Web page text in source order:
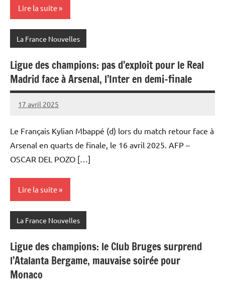
Lire la suite
La France Nouvelles
Ligue des champions: pas d’exploit pour le Real
Madrid face à Arsenal, l’Inter en demi-finale
17 avril 2025
Admins
Le Français Kylian Mbappé (d) lors du match retour face à
Arsenal en quarts de finale, le 16 avril 2025. AFP –
OSCAR DEL POZO […]
Lire la suite
La France Nouvelles
Ligue des champions: le Club Bruges surprend
l’Atalanta Bergame, mauvaise soirée pour
Monaco